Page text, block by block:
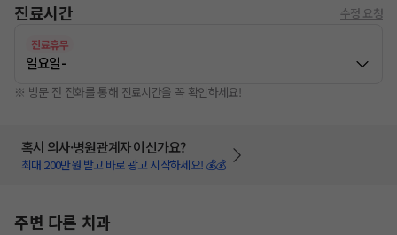
진료시간 수정 요청
진료휴무
일요일-
※ 방문 전 전화를 통해 진료시간을 꼭 확인하세요!
혹시 의사·병원관계자 이신가요?
최대 200만원 받고 바로 광고 시작하세요! 💰💰
주변 다른 치과